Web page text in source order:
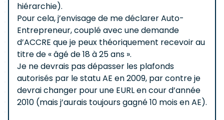
hiérarchie).
Pour cela, j’envisage de me déclarer Auto-
Entrepreneur, couplé avec une demande
d’ACCRE que je peux théoriquement recevoir au
titre de « âgé de 18 à 25 ans ».
Je ne devrais pas dépasser les plafonds
autorisés par le statu AE en 2009, par contre je
devrai changer pour une EURL en cour d’année
2010 (mais j’aurais toujours gagné 10 mois en AE).